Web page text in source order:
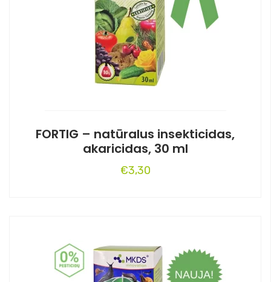
FORTIG – natūralus insekticidas,
akaricidas, 30 ml
€3,30